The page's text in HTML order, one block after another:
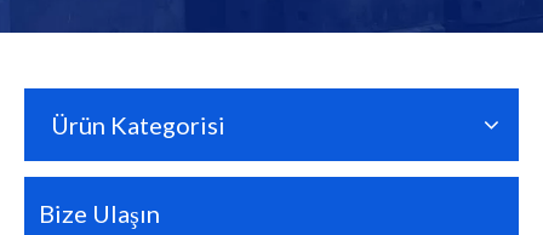
Ürün Kategorisi
Bize Ulaşın